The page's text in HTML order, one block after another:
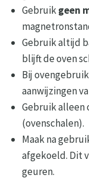
Gebruikgeen
Gebruik altijd
blijft de oven
Bij
aanwijzingen
Gebruik alleen
(ovenschalen).
Maak na
afgekoeld. Dit
geuren.